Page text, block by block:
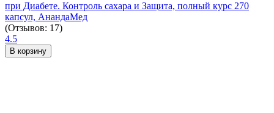
при Диабете. Контроль сахара и Защита, полный курс 270
капсул, АнандаМед
(Отзывов: 17)
4.5
В корзину